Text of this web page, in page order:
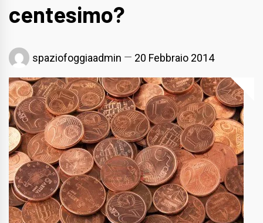
centesimo?
spaziofoggiaadmin 20 Febbraio 2014